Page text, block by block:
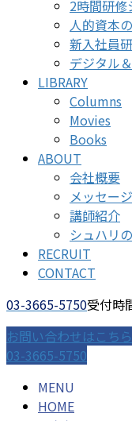
2時間研修
人的資本
新入社員
デジタル
LIBRARY
Columns
Movies
Books
ABOUT
会社概要
メッセー
講師紹介
シュハリ
RECRUIT
CONTACT
03-3665-5750受付時
お問い合わせはこちら
03-3665-5750
MENU
HOME